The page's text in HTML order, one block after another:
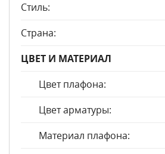
Стиль:
Страна:
ЦВЕТ И МАТЕРИАЛ
Цвет плафона:
Цвет арматуры:
Материал плафона: